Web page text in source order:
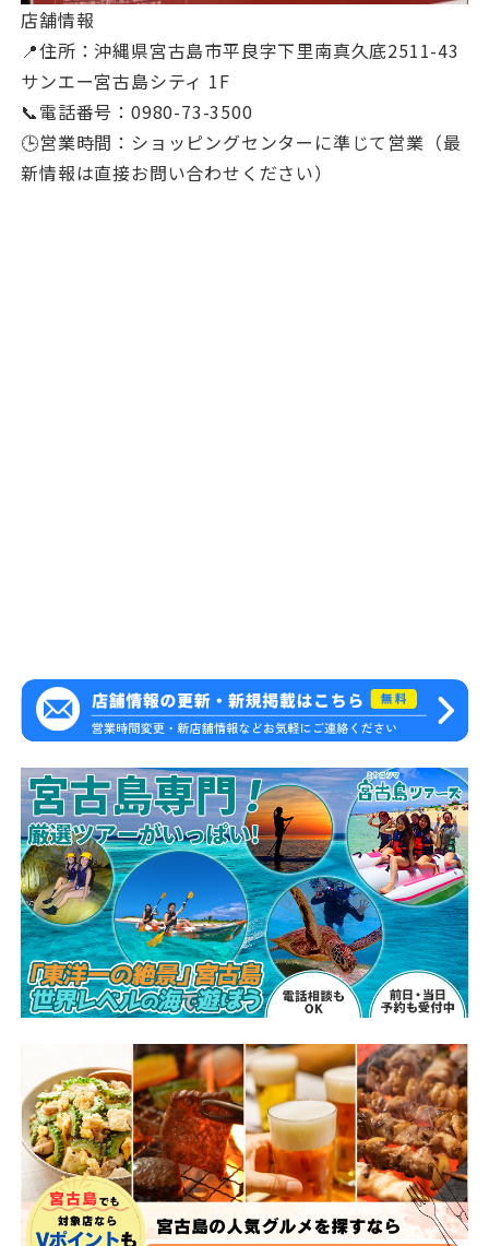
店舗情報
📍住所：沖縄県宮古島市平良字下里南真久底2511-43
サンエー宮古島シティ 1F
📞電話番号：0980-73-3500
🕒営業時間：ショッピングセンターに準じて営業（最
新情報は直接お問い合わせください）